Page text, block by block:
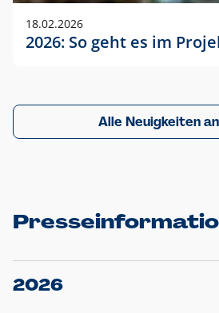
18.02.2026
2026: So geht es im
Alle Neuigkeiten
2026